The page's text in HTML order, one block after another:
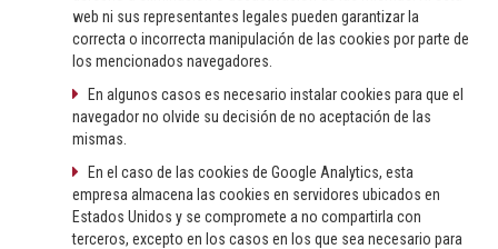
web ni sus representantes legales pueden garantizar la
correcta o incorrecta manipulación de las cookies por parte de
los mencionados navegadores.
En algunos casos es necesario instalar cookies para que el
navegador no olvide su decisión de no aceptación de las
mismas.
En el caso de las cookies de Google Analytics, esta
empresa almacena las cookies en servidores ubicados en
Estados Unidos y se compromete a no compartirla con
terceros, excepto en los casos en los que sea necesario para